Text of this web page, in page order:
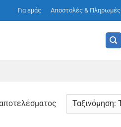
Για εμάς Αποστολές & Πληρωμές